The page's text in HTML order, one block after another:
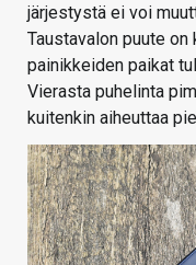
järjestystä ei voi
Taustavalon puute
painikkeiden paikat
Vierasta puhelinta
kuitenkin aiheuttaa